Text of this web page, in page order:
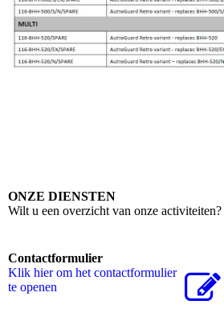
ONZE DIENSTEN
Wilt u een overzicht van onze activiteiten?
Contactformulier
Klik hier om het contactformulier
te openen